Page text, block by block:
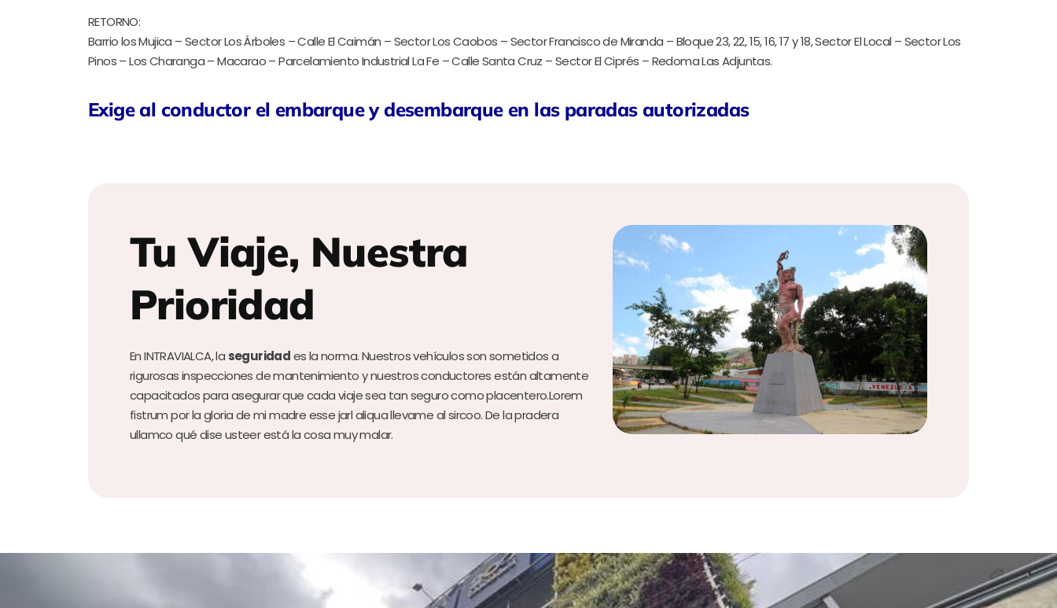
RETORNO:
Barrio los Mujica – Sector Los Árboles – Calle El Caimán – Sector Los Caobos – Sector Francisco de Miranda – Bloque 23, 22, 15, 16, 17 y 18, Sector El Local – Sector Los
Pinos – Los Charanga – Macarao – Parcelamiento Industrial La Fe – Calle Santa Cruz – Sector El Ciprés – Redoma Las Adjuntas.
Exige al conductor el embarque y desembarque en las paradas autorizadas
Tu Viaje, Nuestra
Prioridad
En INTRAVIALCA, la seguridades la norma. Nuestros vehículos son sometidos a
rigurosas inspecciones de mantenimiento y nuestros conductores están altamente
capacitados para asegurar que cada viaje sea tan seguro como placentero.Lorem
fistrum por la gloria de mi madre esse jarl aliqua llevame al sircoo. De la pradera
ullamco qué dise usteer está la cosa muy malar.